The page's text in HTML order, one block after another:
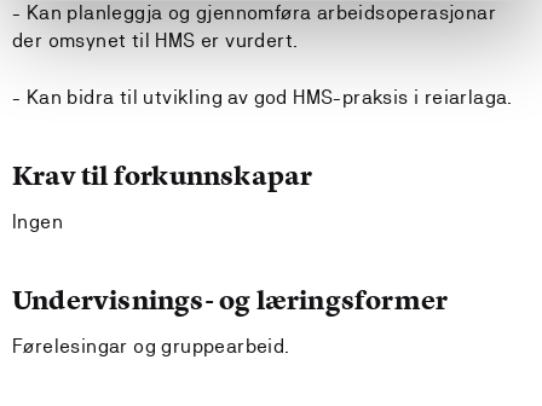
- Kan planleggja og gjennomføra arbeidsoperasjonar
der omsynet til HMS er vurdert.
- Kan bidra til utvikling av god HMS-praksis i reiarlaga.
Krav til forkunnskapar
Ingen
Undervisnings- og læringsformer
Førelesingar og gruppearbeid.